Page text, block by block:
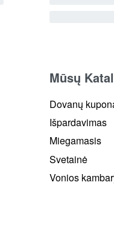
Mūsų
Dovanų
Išpardavimas
Miegamasis
Svetainė
Vonios